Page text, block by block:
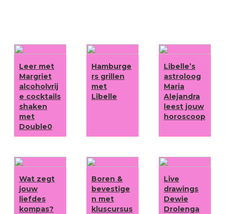
Leer met
Margriet
alcoholvrij
e cocktails
shaken
met
Double0
Hamburge
rs grillen
met
Libelle
Libelle’s
astroloog
Maria
Alejandra
leest jouw
horoscoop
Wat zegt
jouw
liefdes
kompas?
Boren &
bevestige
n met
kluscursus
Live
drawings
Dewie
Drolenga